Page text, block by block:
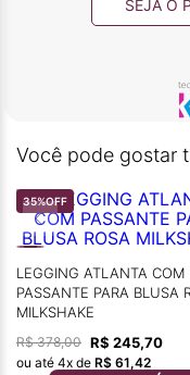
SEJA O
Você pode gostar
35%OFF
LEGGING ATLANTA COM
PASSANTE PARA BLUSA
MILKSHAKE
R$ 378,00 R$ 245,70
ou até 4x de R$ 61,42